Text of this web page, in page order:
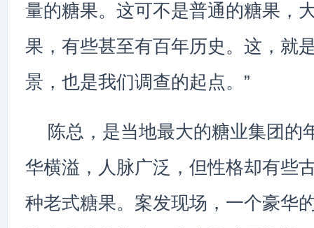
量的糖果。这可不是普通的糖果，
果，有些甚至有百年历史。这，就
景，也是我们调查的起点。”
陈总，是当地最大的糖业集团的
华横溢，人脉广泛，但性格却有些
种老式糖果。案发现场，一个豪华